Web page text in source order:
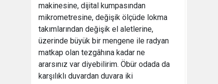
makinesine, dijital kumpasından
mikrometresine, değişik ölçüde lokma
takımlarından değişik el aletlerine,
üzerinde büyük bir mengene ile radyan
matkap olan tezgâhına kadar ne
ararsınız var diyebilirim. Öbür odada da
karşılıklı duvardan duvara iki